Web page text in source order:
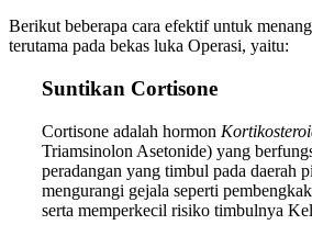
Berikut beberapa cara efektif untuk
terutama pada bekas luka Operasi, yaitu:
Suntikan Cortisone
Cortisone adalah hormon
Triamsinolon Asetonide) yang
peradangan yang timbul pada daerah
mengurangi gejala seperti
serta memperkecil risiko timbulnya